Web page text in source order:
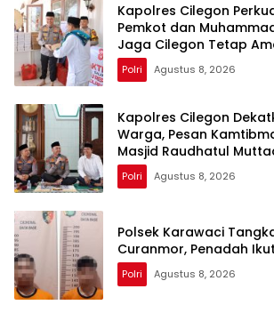
Kapolres Cilegon
Pemkot dan
Jaga Cilegon Tetap
Polri Agustus 8, 2026
Kapolres Cilegon
Warga, Pesan
Masjid Raudhatul
Polri Agustus 8, 2026
Polsek Karawaci
Curanmor, Penadah
Polri Agustus 8, 2026